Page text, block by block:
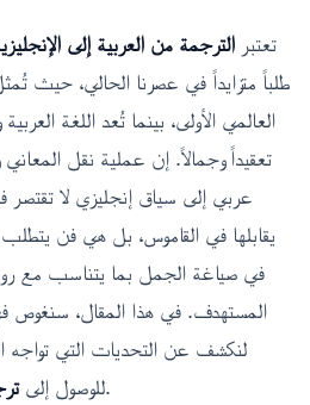
تعتبر الترجمة من العربية إلى
طلباً متزايداً في عصرنا الحالي، حيث
العالمي الأولى، بينما تُعد اللغة
تعقيداً وجمالاً. إن عملية نقل
عربي إلى سياق إنجليزي لا تقتصر
يقابلها في القاموس، بل هي فن يتطلب
في صياغة الجمل بما يتناسب مع روح
المستهدف. في هذا المقال، سنغوص
لنكشف عن التحديات التي تواجه
للوصول إلىخالية من الأخطاء.